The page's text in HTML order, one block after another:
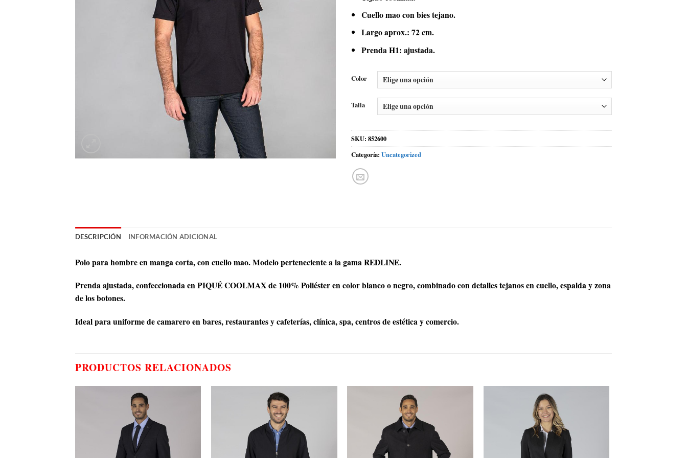
Cuello mao con bies tejano.
Largo aprox.: 72 cm.
Prenda H1: ajustada.
Color
Talla
SKU: 852600
Categoría: Uncategorized
DESCRIPCIÓN INFORMACIÓN ADICIONAL
Polo para hombre en manga corta, con cuello mao. Modelo perteneciente a la gama REDLINE.
Prenda ajustada, confeccionada en PIQUÉ COOLMAX de 100% Poliéster en color blanco o negro, combinado con detalles tejanos en cuello, espalda y zona
de los botones.
Ideal para uniforme de camarero en bares, restaurantes y cafeterías, clínica, spa, centros de estética y comercio.
PRODUCTOS RELACIONADOS